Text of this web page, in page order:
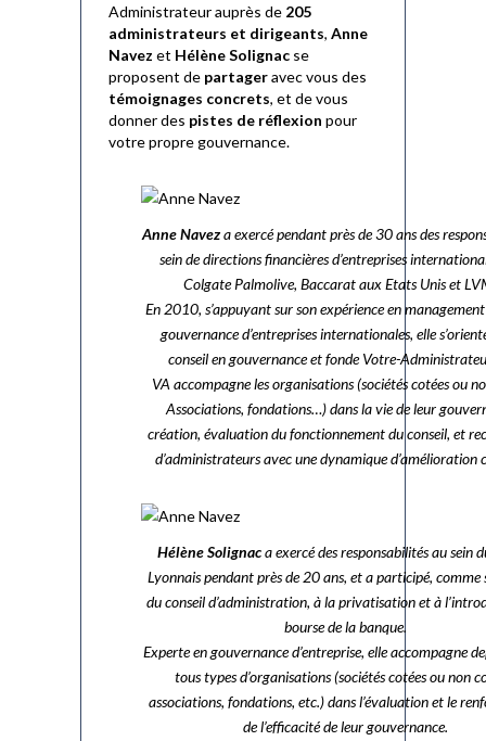
Administrateur auprès de 205
administrateurs et dirigeants, Anne
Navez et Hélène Solignac se
proposent de partageravec vous des
témoignages concrets, et de vous
donner des pistes de réflexion pour
votre propre gouvernance.
Anne Naveza exercé pendant près de 30 ans des
sein de directions financières d’entreprises
Colgate Palmolive, Baccarat aux Etats Unis et
En 2010, s’appuyant sur son expérience en
gouvernance d’entreprises internationales, elle
conseil en gouvernance et fonde Votre-
VA accompagne les organisations (sociétés cotées ou
Associations, fondations…) dans la vie de leur
création, évaluation du fonctionnement du conseil, et
d’administrateurs avec une dynamique d’amélioration
Hélène Solignaca exercé des responsabilités au sein
Lyonnais pendant près de 20 ans, et a participé, comme
du conseil d’administration, à la privatisation et à
bourse de la banque.
Experte en gouvernance d’entreprise, elle accompagne
tous types d’organisations (sociétés cotées ou non
associations, fondations, etc.) dans l’évaluation et le
de l’efficacité de leur gouvernance.